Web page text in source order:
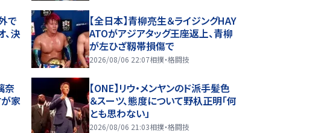
で
、決
【全日本】青柳亮生＆ライジングHAY
ATOがアジアタッグ王座返上、青柳
が左ひざ靱帯損傷で
2026/08/06 22:07相撲・格闘技
奈
家
【ONE】リウ・メンヤンのド派手髪色
＆スーツ、態度について野杁正明「何
とも思わない」
2026/08/06 21:03相撲・格闘技